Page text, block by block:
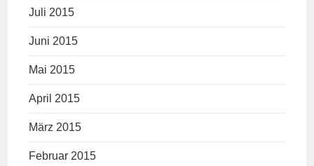
Juli 2015
Juni 2015
Mai 2015
April 2015
März 2015
Februar 2015